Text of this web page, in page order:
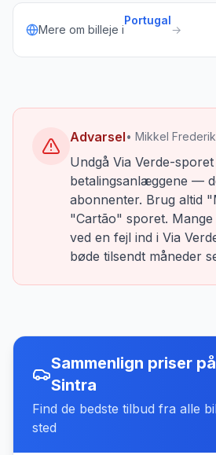
Mere om billeje i
Portugal
→
Advarsel• Mikkel
Undgå Via Verde-sporet
betalingsanlæggene —
abonnenter. Brug altid
"Cartão" sporet.
ved en fejl ind i Via
bøde tilsendt måneder
Sammenlign priser
Sintra
Find de bedste tilbud fra alle
sted